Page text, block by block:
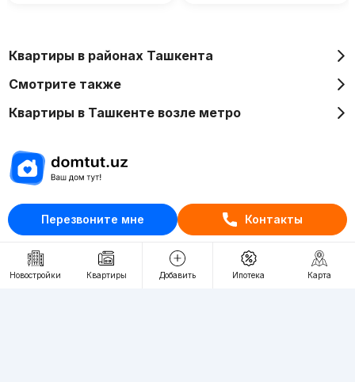
Перезвоните мне Контакты
Новостройки Квартиры Добавить Ипотека Карта
Квартиры в районах Ташкента
Смотрите также
Квартиры в Ташкенте возле метро
Отдел рекламы
+998 (78) 113-20-86
+998 (93) 390-30-10
Пн-Пт. С 9:30 до 18:00